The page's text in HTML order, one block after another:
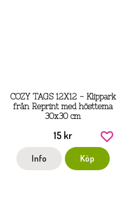
COZY TAGS 12X12 - Klippark
från Reprint med hösttema
30x30 cm
15 kr
Info Köp